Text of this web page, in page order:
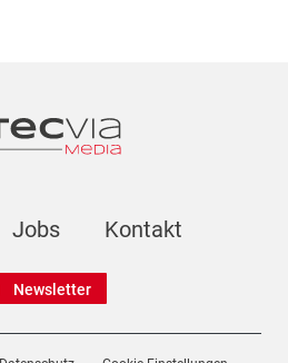
Jobs Kontakt
Newsletter